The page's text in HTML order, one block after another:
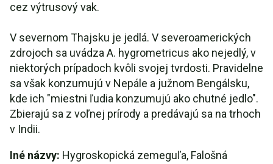
cez výtrusový vak.
V severnom Thajsku je jedlá. V severoamerických
zdrojoch sa uvádza A. hygrometricus ako nejedlý, v
niektorých prípadoch kvôli svojej tvrdosti. Pravidelne
sa však konzumujú v Nepále a južnom Bengálsku,
kde ich "miestni ľudia konzumujú ako chutné jedlo".
Zbierajú sa z voľnej prírody a predávajú sa na trhoch
v Indii.
Iné názvy: Hygroskopická zemeguľa, Falošná